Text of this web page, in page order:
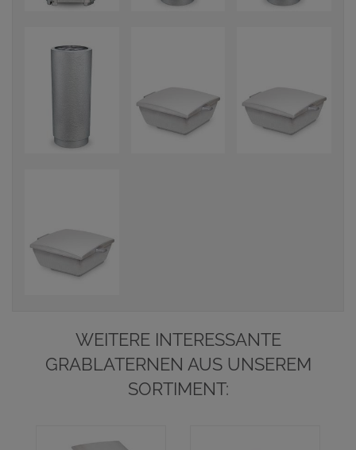
WEITERE INTERESSANTE
GRABLATERNEN AUS UNSEREM
SORTIMENT: